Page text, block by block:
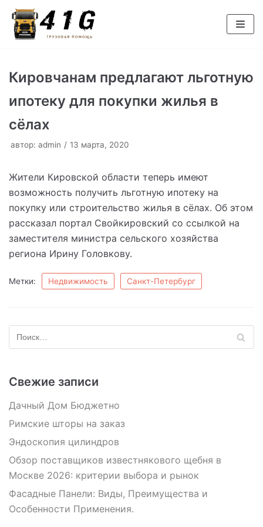
Перейти
к
Кировчанам предлагают льготную
ипотеку для покупки жилья в
сёлах
автор: admin 13 марта, 2020
Жители Кировской области теперь имеют
возможность получить льготную ипотеку на
покупку или строительство жилья в сёлах. Об этом
рассказал портал Свойкировский со ссылкой на
заместителя министра сельского хозяйства
региона Ирину Головкову.
Метки: Недвижимость Санкт-Петербург
Свежие записи
Дачный Дом Бюджетно
Римские шторы на заказ
Эндоскопия цилиндров
Обзор поставщиков известнякового щебня в
Москве 2026: критерии выбора и рынок
Фасадные Панели: Виды, Преимущества и
Особенности Применения.